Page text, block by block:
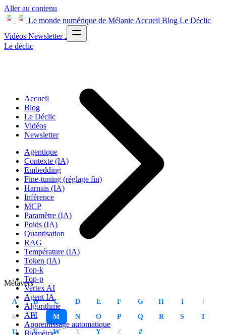
Aller au contenu
Le monde numérique de Mélanie Accueil Blog Le Déclic
Vidéos Newsletter
Accueil
Blog
Le Déclic
Vidéos
Newsletter
Agentique
Contexte (IA)
Embedding
Fine-tuning (réglage fin)
Harnais (IA)
Inférence
MCP
Paramètre (IA)
Poids (IA)
Quantisation
RAG
Température (IA)
Token (IA)
Top-k
Top-p
Vertex AI
Agent IA
Algorithme
API
Apprentissage automatique
Biométrie
Le déclic
Métavers
A B C D E F G H I J
K L M N O P Q R S T
U V W X Y Z #